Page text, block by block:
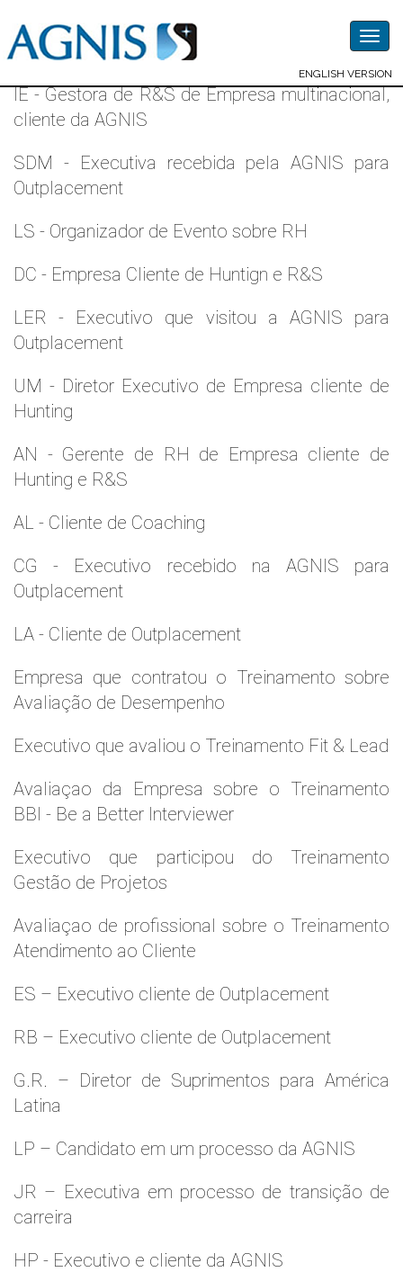
ENGLISH VERSION
Depoimentos - outros
IE - Gestora de R&S de Empresa multinacional,
cliente da AGNIS
SDM - Executiva recebida pela AGNIS para
Outplacement
LS - Organizador de Evento sobre RH
DC - Empresa Cliente de Huntign e R&S
LER - Executivo que visitou a AGNIS para
Outplacement
UM - Diretor Executivo de Empresa cliente de
Hunting
AN - Gerente de RH de Empresa cliente de
Hunting e R&S
AL - Cliente de Coaching
CG - Executivo recebido na AGNIS para
Outplacement
LA - Cliente de Outplacement
Empresa que contratou o Treinamento sobre
Avaliação de Desempenho
Executivo que avaliou o Treinamento Fit & Lead
Avaliaçao da Empresa sobre o Treinamento
BBI - Be a Better Interviewer
Executivo que participou do Treinamento
Gestão de Projetos
Avaliaçao de profissional sobre o Treinamento
Atendimento ao Cliente
ES – Executivo cliente de Outplacement
RB – Executivo cliente de Outplacement
G.R. – Diretor de Suprimentos para América
Latina
LP – Candidato em um processo da AGNIS
JR – Executiva em processo de transição de
carreira
HP - Executivo e cliente da AGNIS